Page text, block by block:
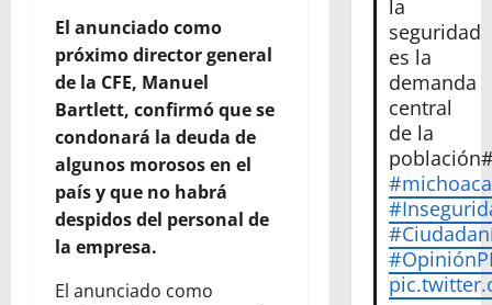
El anunciado como
próximo director general
de la CFE, Manuel
Bartlett, confirmó que se
condonará la deuda de
algunos morosos en el
país y que no habrá
despidos del personal de
la empresa.
El anunciado como
la
seguridad
es la
demanda
central
de la